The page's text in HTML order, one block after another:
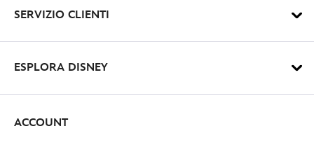
SERVIZIO CLIENTI
ESPLORA DISNEY
ACCOUNT